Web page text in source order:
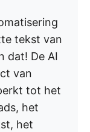
tekst van
dat! De AI
van
tot het
het
het